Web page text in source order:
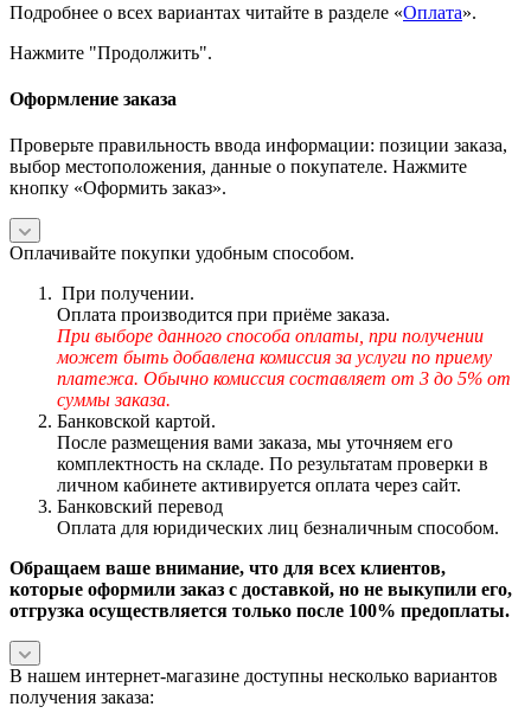
Подробнее о всех вариантах читайте в разделе «Оплата».
Нажмите "Продолжить".
Оформление заказа
Проверьте правильность ввода информации: позиции заказа,
выбор местоположения, данные о покупателе. Нажмите
кнопку «Оформить заказ».
Оплачивайте покупки удобным способом.
При получении.
Оплата производится при приёме заказа.
При выборе данного способа оплаты, при получении
может быть добавлена комиссия за услуги по приему
платежа. Обычно комиссия составляет от 3 до 5% от
суммы заказа.
Банковской картой.
После размещения вами заказа, мы уточняем его
комплектность на складе. По результатам проверки в
личном кабинете активируется оплата через сайт.
Банковский перевод
Оплата для юридических лиц безналичным способом.
Обращаем ваше внимание, что для всех клиентов,
которые оформили заказ с доставкой, но не выкупили его,
отгрузка осуществляется только после 100% предоплаты.
В нашем интернет-магазине доступны несколько вариантов
получения заказа: